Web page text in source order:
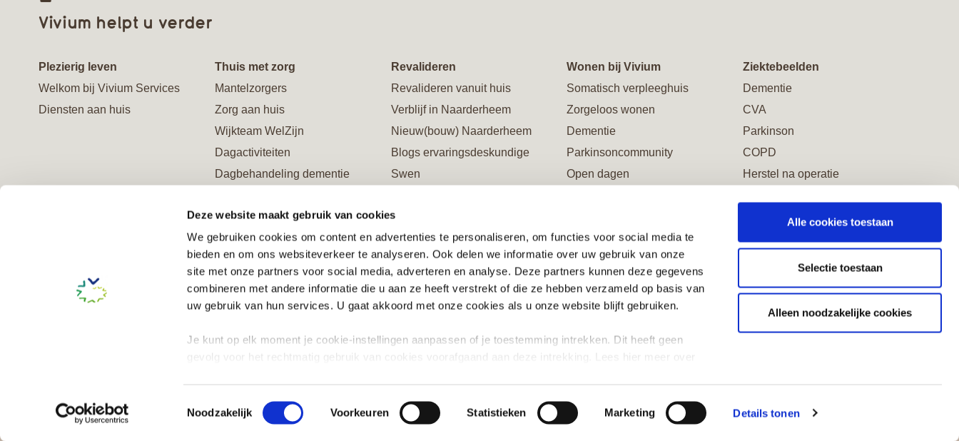
Deze website maakt gebruik van cookies
We gebruiken cookies om content en advertenties te personaliseren, om functies voor social media te
bieden en om ons websiteverkeer te analyseren. Ook delen we informatie over uw gebruik van onze
site met onze partners voor social media, adverteren en analyse. Deze partners kunnen deze gegevens
combineren met andere informatie die u aan ze heeft verstrekt of die ze hebben verzameld op basis van
uw gebruik van hun services. U gaat akkoord met onze cookies als u onze website blijft gebruiken.
Je kunt op elk moment je cookie-instellingen aanpassen of je toestemming intrekken. Dit heeft geen
gevolg voor het rechtmatig gebruik van cookies voorafgaand aan deze intrekking. Lees hier meer over
Toestemmingsselectie
Noodzakelijk Voorkeuren Statistieken Marketing Details tonen
Alle cookies toestaan
Selectie toestaan
Alleen noodzakelijke cookies
Vivium helpt u verder
Plezierig leven
Welkom bij Vivium Services
Diensten aan huis
Thuis met zorg
Mantelzorgers
Zorg aan huis
Wijkteam WelZijn
Dagactiviteiten
Dagbehandeling dementie
Advies en behandeling
Verzorgd logeren
Logeeropvang gemeente
Amsterdam (Wmo)
Steun ons en word Vriend
Revalideren
Revalideren vanuit huis
Verblijf in Naarderheem
Nieuw(bouw) Naarderheem
Blogs ervaringsdeskundige
Swen
Verblijf in Flevoburen
Vacatures/opleidingen/stages
Informatiewijzers en brochures
Steun ons en word Vriend
Wonen bij Vivium
Somatisch verpleeghuis
Zorgeloos wonen
Dementie
Parkinsoncommunity
Open dagen
Steun ons en word Vriend
Ziektebeelden
Dementie
CVA
Parkinson
COPD
Herstel na operatie
© 2026 Vivium Zorggroep Contact Privacy statement Cookieverklaring Naar Viviumnet Algemene voorwaarden
Social